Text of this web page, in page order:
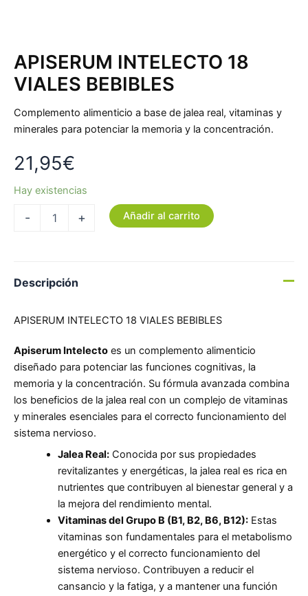
APISERUM INTELECTO 18
VIALES BEBIBLES
Complemento alimenticio a base de jalea real, vitaminas y
minerales para potenciar la memoria y la concentración.
21,95€
Hay existencias
- + Añadir al carrito
Descripción
APISERUM INTELECTO 18 VIALES BEBIBLES
Apiserum Intelecto es un complemento alimenticio
diseñado para potenciar las funciones cognitivas, la
memoria y la concentración. Su fórmula avanzada combina
los beneficios de la jalea real con un complejo de vitaminas
y minerales esenciales para el correcto funcionamiento del
sistema nervioso.
Jalea Real:Conocida por sus propiedades
revitalizantes y energéticas, la jalea real es rica en
nutrientes que contribuyen al bienestar general y a
la mejora del rendimiento mental.
Vitaminas del Grupo B (B1, B2, B6, B12):Estas
vitaminas son fundamentales para el metabolismo
energético y el correcto funcionamiento del
sistema nervioso. Contribuyen a reducir el
cansancio y la fatiga, y a mantener una función